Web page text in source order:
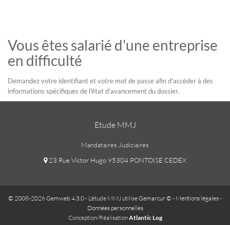
Vous êtes salarié d'une entreprise
en difficulté
Demandez votre identifiant et votre mot de passe afin d'accéder à des
informations spécifiques de l'état d'avancement du dossier.
Etude MMJ
Mandataires Judiciaires
23 Rue Victor Hugo 95304 PONTOISE CEDEX
© 2008-2026 Gemweb 4.3.0- L'étude MMJ utiliseGemarcur © - Mentions légales-
Données personnelles
Conception/RéalisationAtlantic Log